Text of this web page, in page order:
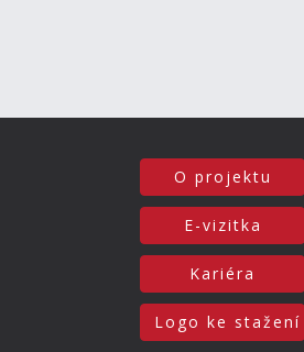
O projektu
E-vizitka
Kariéra
Logo ke stažení